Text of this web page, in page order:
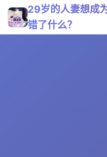
29岁的人妻想成
错了什么？